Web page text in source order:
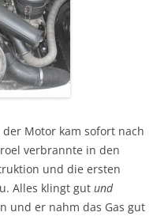
Motor kam sofort nach
verbrannte in den
und die ersten
Alles klingt gut und
und er nahm das Gas gut